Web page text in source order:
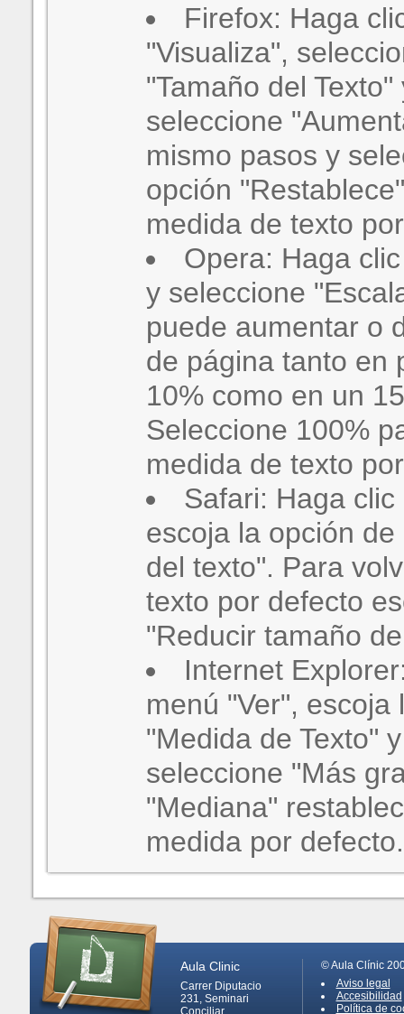
Firefox: Haga
"Visualiza",
"Tamaño del
seleccione
mismo pasos y
opción
medida de texto
Opera: Haga
y seleccione
puede aumentar o
de página tanto en
10% como en un
Seleccione 100%
medida de texto
Safari: Haga
escoja la opción
del texto". Para
texto por defecto
"Reducir tamaño
Internet
menú "Ver", escoja
"Medida de Texto"
seleccione "Más
"Mediana"
medida por defecto.
Aula Clinic
Carrer Diputacio
231, Seminari
Conciliar
© Aula Clínic
Aviso legal
Accesibilidad
Política de